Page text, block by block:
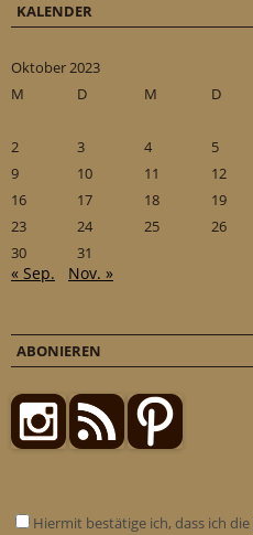
KALENDER
Oktober 2023
M
D M D
2
3 4 5
9
10 11 12
16
17 18 19
23
24 25 26
30
31
« Sep. Nov. »
ABONIEREN
Hiermit bestätige ich, dass ich die